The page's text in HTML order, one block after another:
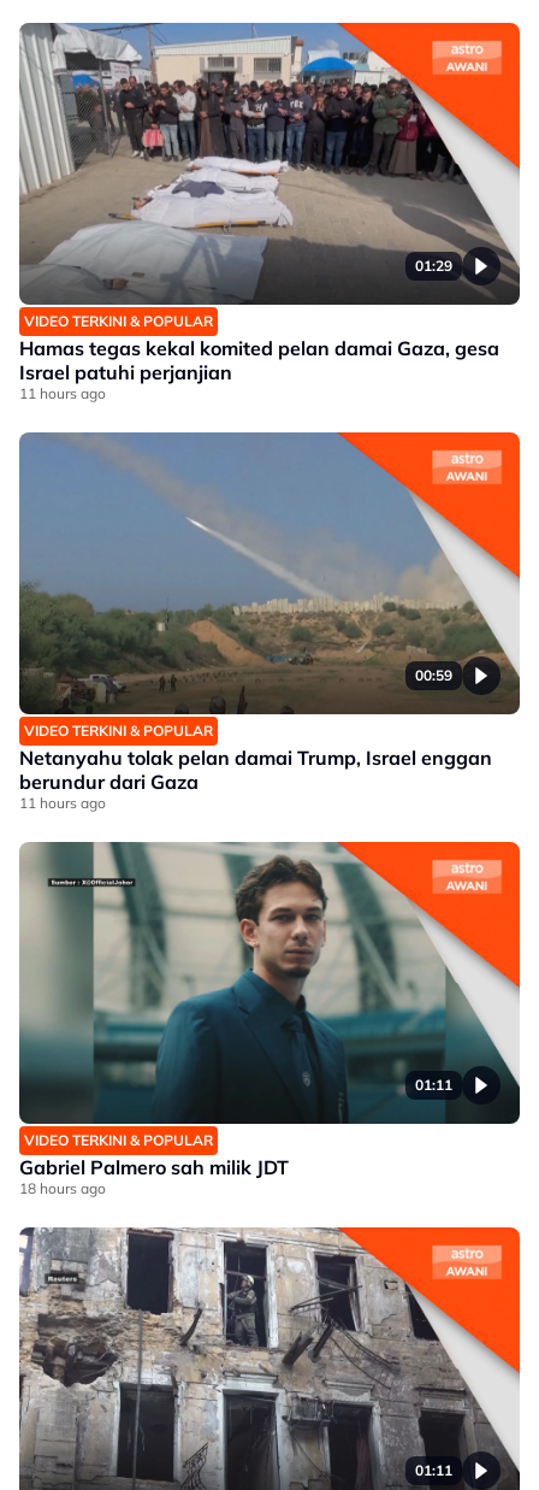
01:29
VIDEO TERKINI & POPULAR
Hamas tegas kekal komited pelan damai Gaza, gesa
Israel patuhi perjanjian
11 hours ago
00:59
VIDEO TERKINI & POPULAR
Netanyahu tolak pelan damai Trump, Israel enggan
berundur dari Gaza
11 hours ago
01:11
VIDEO TERKINI & POPULAR
Gabriel Palmero sah milik JDT
18 hours ago
01:11